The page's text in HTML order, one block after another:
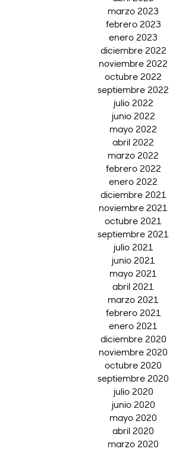
marzo 2023
febrero 2023
enero 2023
diciembre 2022
noviembre 2022
octubre 2022
septiembre 2022
julio 2022
junio 2022
mayo 2022
abril 2022
marzo 2022
febrero 2022
enero 2022
diciembre 2021
noviembre 2021
octubre 2021
septiembre 2021
julio 2021
junio 2021
mayo 2021
abril 2021
marzo 2021
febrero 2021
enero 2021
diciembre 2020
noviembre 2020
octubre 2020
septiembre 2020
julio 2020
junio 2020
mayo 2020
abril 2020
marzo 2020